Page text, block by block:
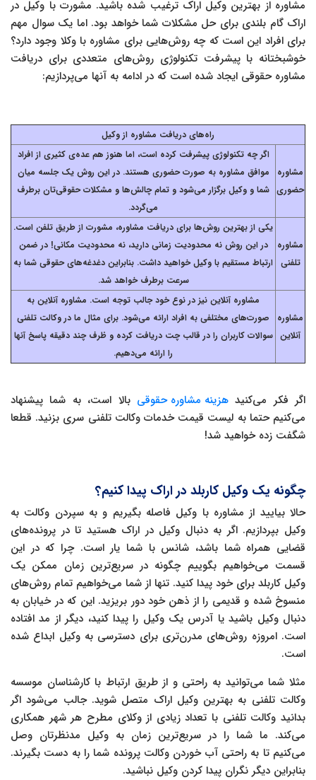
مشاوره از بهترین وکیل اراک ترغیب شده باشید. مشورت با وکیل در
اراک گام بلندی برای حل مشکلات شما خواهد بود. اما یک سوال مهم
برای افراد این است که چه روش‌هایی برای مشاوره با وکلا وجود دارد؟
خوشبختانه با پیشرفت تکنولوژی روش‌های متعددی برای دریافت
مشاوره حقوقی ایجاد شده است که در ادامه به آنها می‌پردازیم:
راه‌های دریافت مشاوره از وکیل
مشاوره
حضوری
اگر چه تکنولوژی پیشرفت کرده است، اما هنوز هم عده‌ی کثیری از افراد
موافق مشاوره به صورت حضوری هستند. در این روش یک جلسه میان
شما و وکیل برگزار می‌شود و تمام چالش‌ها و مشکلات حقوقی‌تان برطرف
می‌گردد.
مشاوره
تلفنی
یکی از بهترین روش‌ها برای دریافت مشاوره، مشورت از طریق تلفن است.
در این روش نه محدودیت زمانی دارید، نه محدودیت مکانی! در ضمن
ارتباط مستقیم با وکیل خواهید داشت. بنابراین دغدغه‌های حقوقی شما به
سرعت برطرف خواهد شد.
مشاوره
آنلاین
مشاوره آنلاین نیز در نوع خود جالب توجه است. مشاوره آنلاین به
صورت‌های مختلفی به افراد ارائه می‌شود. برای مثال ما در وکالت تلفنی
سوالات کاربران را در قالب چت دریافت کرده و ظرف چند دقیقه پاسخ آنها
را ارائه می‌دهیم.
اگر فکر می‌کنیدهزینه مشاوره حقوقی بالا است، به شما پیشنهاد
می‌کنیم حتما به لیست قیمت خدمات وکالت تلفنی سری بزنید. قطعا
شگفت زده خواهید شد!
چگونه یک وکیل کاربلد در اراک پیدا کنیم؟
حالا بیایید از مشاوره با وکیل فاصله بگیریم و به سپردن وکالت به
وکیل بپردازیم. اگر به دنبال وکیل در اراک هستید تا در پرونده‌های
قضایی همراه شما باشد، شانس با شما یار است. چرا که در این
قسمت می‌خواهیم بگوییم چگونه در سریع‌ترین زمان ممکن یک
وکیل کاربلد برای خود پیدا کنید. تنها از شما می‌خواهیم تمام روش‌های
منسوخ شده و قدیمی را از ذهن خود دور بریزید. این که در خیابان به
دنبال وکیل باشید یا آدرس یک وکیل را پیدا کنید، دیگر از مد افتاده
است. امروزه روش‌های مدرن‌تری برای دسترسی به وکیل ابداع شده
است.
مثلا شما می‌توانید به راحتی و از طریق ارتباط با کارشناسان موسسه
وکالت تلفنی به بهترین وکیل اراک متصل شوید. جالب می‌شود اگر
بدانید وکالت تلفنی با تعداد زیادی از وکلای مطرح هر شهر همکاری
می‌کند. ما شما را در سریع‌ترین زمان به وکیل مدنظرتان وصل
می‌کنیم تا به راحتی آب خوردن وکالت پرونده شما را به دست بگیرند.
بنابراین دیگر نگران پیدا کردن وکیل نباشید.